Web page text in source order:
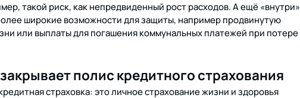
такой риск, как непредвиденный рост расходов. А ещё «внутри»
широкие возможности для защиты, например продвинутую
или выплаты для погашения коммунальных платежей при потере
полис кредитного страхования
страховка: это личное страхование жизни и здоровья